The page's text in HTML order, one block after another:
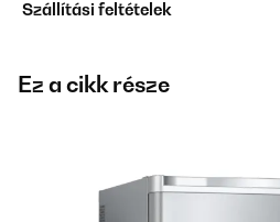
Szállítási feltételek
Ez a cikk része